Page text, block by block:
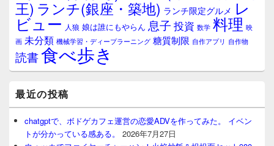
王) ランチ(銀座・築地) ランチ限定グルメ レ
ビュー 人狼 娘は誰にもやらん 息子 投資 数学 料理 映
画 未分類 機械学習・ディープラーニング 糖質制限 自作アプリ 自作物
読書食べ歩き
最近の投稿
chatgptで、ボドゲカフェ運営の恋愛ADVを作ってみた。 イベン
トが分かっている感ある。
2026年7月27日